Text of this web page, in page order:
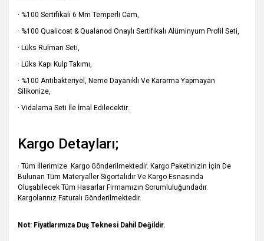
· %100 Sertifikalı 6 Mm Temperli Cam,
· %100 Qualicoat & Qualanod Onaylı Sertifikalı Alüminyum Profil Seti,
· Lüks Rulman Seti,
· Lüks Kapı Kulp Takımı,
· %100 Antibakteriyel, Neme Dayanıklı Ve Kararma Yapmayan
Silikonize,
· Vidalama Seti İle İmal Edilecektir.
Kargo Detayları;
· Tüm İllerimize Kargo Gönderilmektedir. Kargo Paketinizin İçin De
Bulunan Tüm Materyaller Sigortalıdır Ve Kargo Esnasında
Oluşabilecek Tüm Hasarlar Firmamızın Sorumluluğundadır.
Kargolarınız Faturalı Gönderilmektedir.
Not: Fiyatlarımıza Duş Teknesi Dahil Değildir.